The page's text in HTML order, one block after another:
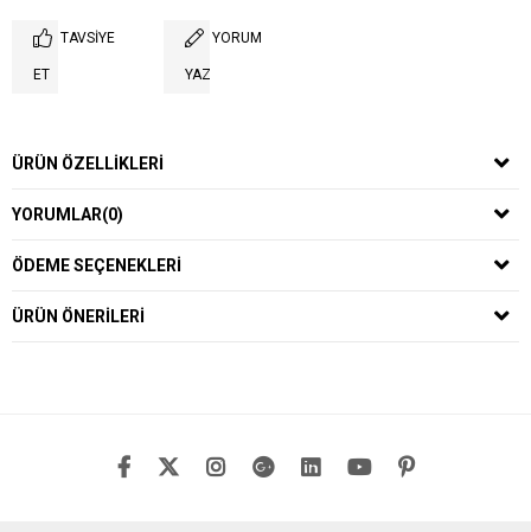
TAVSIYE
ET
YORUM
YAZ
ÜRÜN ÖZELLIKLERI
YORUMLAR(0)
ÖDEME SEÇENEKLERI
ÜRÜN ÖNERILERI